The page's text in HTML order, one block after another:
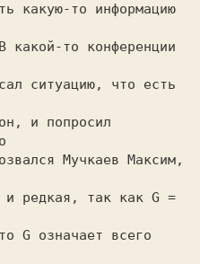
какую-то информацию
какой-то конференции
ситуацию, что есть
и попросил
Мучкаев Максим,
и редкая, так как G =
G означает всего